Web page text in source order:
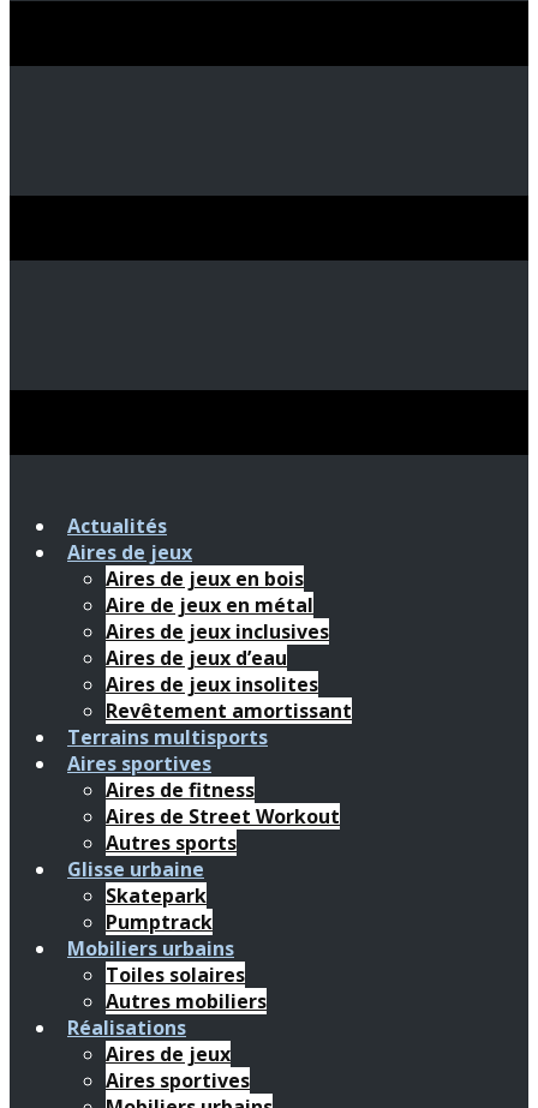
Actualités
Aires de jeux
Aires de jeux en bois
Aire de jeux en métal
Aires de jeux inclusives
Aires de jeux d’eau
Aires de jeux insolites
Revêtement amortissant
Terrains multisports
Aires sportives
Aires de fitness
Aires de Street Workout
Autres sports
Glisse urbaine
Skatepark
Pumptrack
Mobiliers urbains
Toiles solaires
Autres mobiliers
Réalisations
Aires de jeux
Aires sportives